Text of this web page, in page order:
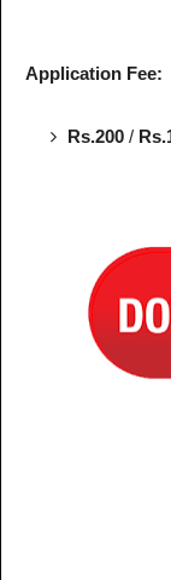
Application Fee:
Rs.200 /